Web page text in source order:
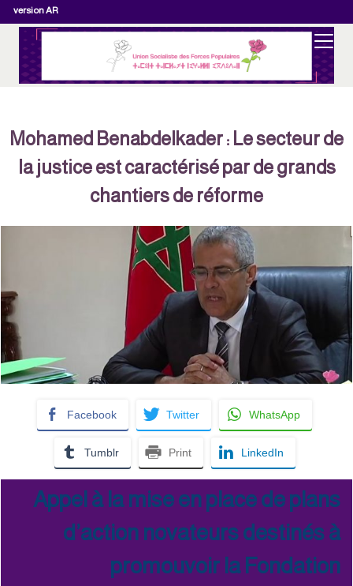
version AR
Mohamed Benabdelkader : Le secteur de
la justice est caractérisé par de grands
chantiers de réforme
Facebook Twitter WhatsApp
Tumblr Print LinkedIn
Appel à la mise en place de plans
d’action novateurs destinés à
promouvoir la Fondation